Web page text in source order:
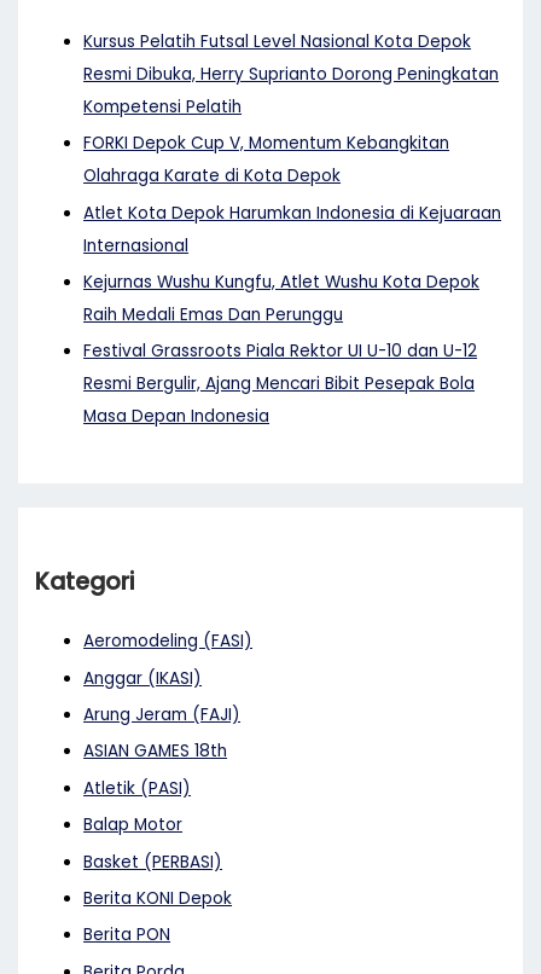
Kursus Pelatih Futsal Level Nasional Kota Depok
Resmi Dibuka, Herry Suprianto Dorong Peningkatan
Kompetensi Pelatih
FORKI Depok Cup V, Momentum Kebangkitan
Olahraga Karate di Kota Depok
Atlet Kota Depok Harumkan Indonesia di Kejuaraan
Internasional
Kejurnas Wushu Kungfu, Atlet Wushu Kota Depok
Raih Medali Emas Dan Perunggu
Festival Grassroots Piala Rektor UI U-10 dan U-12
Resmi Bergulir, Ajang Mencari Bibit Pesepak Bola
Masa Depan Indonesia
Kategori
Aeromodeling (FASI)
Anggar (IKASI)
Arung Jeram (FAJI)
ASIAN GAMES 18th
Atletik (PASI)
Balap Motor
Basket (PERBASI)
Berita KONI Depok
Berita PON